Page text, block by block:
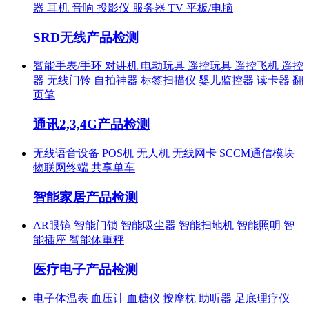
器 耳机 音响 投影仪 服务器 TV 平板/电脑
SRD无线产品检测
智能手表/手环 对讲机 电动玩具 遥控玩具 遥控飞机 遥控
器 无线门铃 自拍神器 标签扫描仪 婴儿监控器 读卡器 翻
页笔
通讯2,3,4G产品检测
无线语音设备 POS机 无人机 无线网卡 SCCM通信模块
物联网终端 共享单车
智能家居产品检测
AR眼镜 智能门锁 智能吸尘器 智能扫地机 智能照明 智
能插座 智能体重秤
医疗电子产品检测
电子体温表 血压计 血糖仪 按摩枕 助听器 足底理疗仪